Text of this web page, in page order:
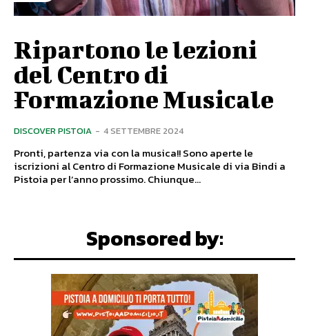
Ripartono le lezioni
del Centro di
Formazione Musicale
DISCOVER PISTOIA - 4 SETTEMBRE 2024
Pronti, partenza via con la musica!! Sono aperte le
iscrizioni al Centro di Formazione Musicale di via Bindi a
Pistoia per l’anno prossimo. Chiunque...
Sponsored by: